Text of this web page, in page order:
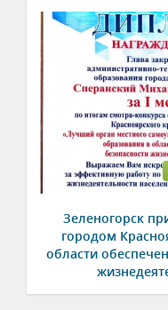
Зеленогорск
городом
области